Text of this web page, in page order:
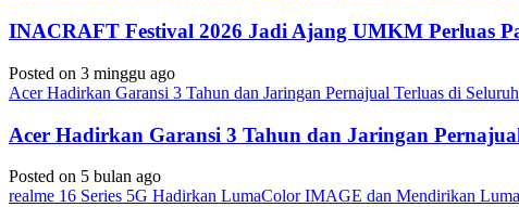
INACRAFT Festival 2026 Jadi Ajang UMKM Perluas
Posted on 3 minggu ago
Acer Hadirkan Garansi 3 Tahun dan Jaringan Pernajual Terluas di
Acer Hadirkan Garansi 3 Tahun dan Jaringan
Posted on 5 bulan ago
realme 16 Series 5G Hadirkan LumaColor IMAGE dan Mendirikan